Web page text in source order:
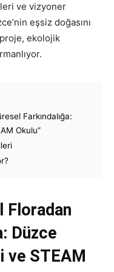
ve vizyoner
eşsiz doğasını
ekolojik
Farkındalığa:
Okulu”
Floradan
Düzce
ve STEAM